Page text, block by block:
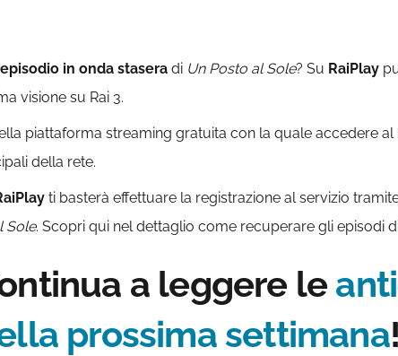
in onda stasera di Un Posto al Sole? Su RaiPlay
visione su Rai 3.
piattaforma streaming gratuita con la quale accedere
della rete.
ti basterà effettuare la registrazione al servizio
Sole. Scopri qui nel dettaglio come recuperare gli episodi
a leggere le
prossima settimana!